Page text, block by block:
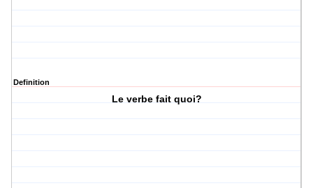
Definition
Le verbe fait quoi?